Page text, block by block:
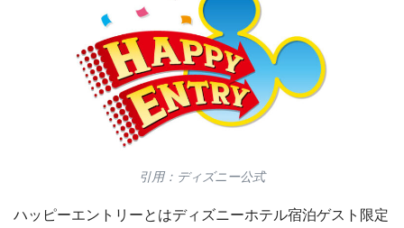
引用：ディズニー公式
ハッピーエントリーとはディズニーホテル宿泊ゲスト限定